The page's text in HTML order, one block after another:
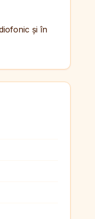
și în